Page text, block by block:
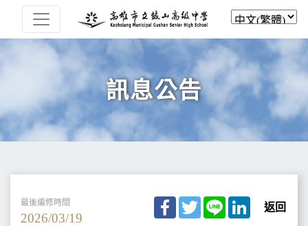
訊息公告
最後編修時間
2026/03/19
Facebook
TwitterLine LinkedIn
返回